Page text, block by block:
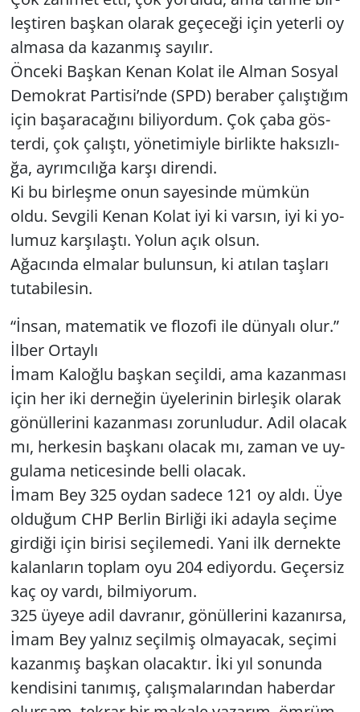
leş­ti­ren baş­kan ola­rak ge­çe­ce­ği için ye­ter­li oy
al­ma­sa da ka­zan­mış sa­yı­lır.
Ön­ce­ki Baş­kan Kenan Kolat ile Alman Sos­yal
De­mok­rat Par­ti­si’nde (SPD) be­ra­ber ça­lış­tı­ğım
için ba­şa­ra­ca­ğı­nı bi­li­yor­dum. Çok çaba gös­
ter­di, çok ça­lış­tı, yö­ne­ti­miy­le bir­lik­te hak­sız­lı­
ğa, ay­rım­cı­lı­ğa karşı di­ren­di.
Ki bu bir­leş­me onun sa­ye­sin­de müm­kün
oldu. Sev­gi­li Kenan Kolat iyi ki var­sın, iyi ki yo­
lu­muz kar­şı­laş­tı. Yolun açık olsun.
Ağa­cın­da el­ma­lar bu­lun­sun, ki atı­lan taş­la­rı
tu­ta­bi­le­sin.
“İnsan, ma­te­ma­tik ve flo­zo­fi ile dün­ya­lı olur.”
İlber Or­tay­lı
İmam Ka­loğ­lu baş­kan se­çil­di, ama ka­zan­ma­sı
için her iki der­ne­ğin üye­le­ri­nin bir­le­şik ola­rak
gö­nül­le­ri­ni ka­zan­ma­sı zo­run­lu­dur. Adil ola­cak
mı, her­ke­sin baş­ka­nı ola­cak mı, zaman ve uy­
gu­la­ma ne­ti­ce­sin­de belli ola­cak.
İmam Bey 325 oydan sa­de­ce 121 oy aldı. Üye
ol­du­ğum CHP Ber­lin Bir­li­ği iki aday­la se­çi­me
gir­di­ği için bi­ri­si se­çi­le­me­di. Yani ilk der­nek­te
ka­lan­la­rın top­lam oyu 204 edi­yor­du. Ge­çer­siz
kaç oy vardı, bil­mi­yo­rum.
325 üyeye adil dav­ra­nır, gö­nül­le­ri­ni ka­za­nır­sa,
İmam Bey yal­nız se­çil­miş ol­ma­ya­cak, se­çi­mi
ka­zan­mış baş­kan ola­cak­tır. İki yıl so­nun­da
ken­di­si­ni ta­nı­mış, ça­lış­ma­la­rın­dan ha­ber­dar